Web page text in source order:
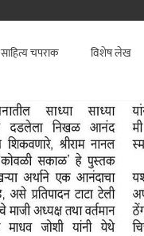
साहित्य चपराक विशेष लेख
कथा सांस्कृतिक
प्रकाशन साहित्य चपराक